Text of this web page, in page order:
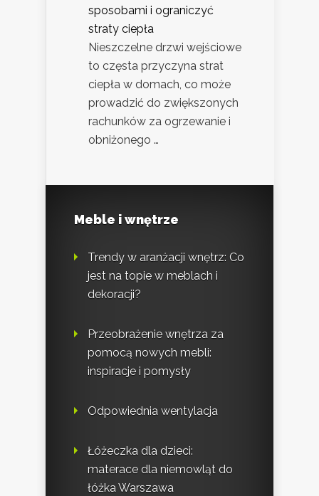
sposobami i ograniczyć
straty ciepła
Nieszczelne drzwi wejściowe
to częsta przyczyna strat
ciepła w domach, co może
prowadzić do zwiększonych
rachunków za ogrzewanie i
obniżonego …
Meble i wnętrze
Trendy w aranżacji wnętrz: Co
jest na topie w meblach i
dekoracji?
Przeobrażenie wnętrza za
pomocą nowych mebli:
inspiracje i pomysły
Odpowiednia wentylacja
Łóżeczka dla dzieci:
materace dla niemowląt do
łóżka Warszawa